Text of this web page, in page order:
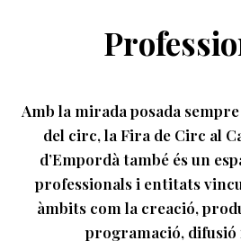
Amb la mirada posada
del circ, la Fira de Circ al
d’Empordà també és un
professionals i entitats
àmbits com la creació,
programació,